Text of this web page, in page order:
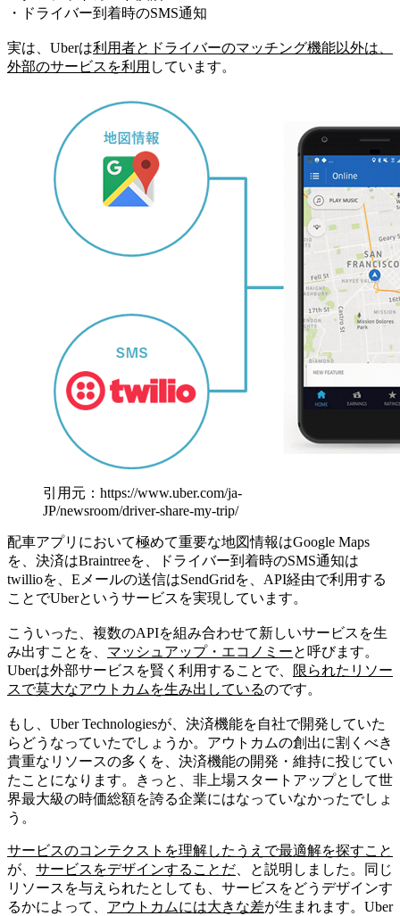
・ドライバー到着時のSMS通知
実は、Uberは利用者とドライバーのマッチング機能以外は、
外部のサービスを利用 しています。
引用元：https://www.uber.com/ja-
JP/newsroom/driver-share-my-trip/
配車アプリにおいて極めて重要な地図情報はGoogle Maps
を、決済はBraintreeを、ドライバー到着時のSMS通知は
twillioを、Eメールの送信はSendGridを、API経由で利用する
ことでUberというサービスを実現しています。
こういった、複数のAPIを組み合わせて新しいサービスを生
み出すことを、 マッシュアップ・エコノミーと呼びます。
Uberは外部サービスを賢く利用することで、
限られたリソー
スで莫大なアウトカムを生み出しているのです。
もし、Uber Technologiesが、決済機能を自社で開発していた
らどうなっていたでしょうか。アウトカムの創出に割くべき
貴重なリソースの多くを、決済機能の開発・維持に投じてい
たことになります。きっと、非上場スタートアップとして世
界最大級の時価総額を誇る企業にはなっていなかったでしょ
う。
サービスのコンテクストを理解したうえで最適解を探すこと
が、 サービスをデザインすることだ 、と説明しました。同じ
リソースを与えられたとしても、サービスをどうデザインす
るかによって、 アウトカムには大きな差が生まれます。Uber